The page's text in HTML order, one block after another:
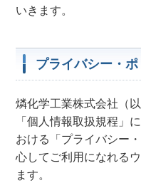
いきます。
プライバシー・
燐化学工業株式会社（
「個人情報取扱規程」
おける「プライバシー
心してご利用になれる
ます。